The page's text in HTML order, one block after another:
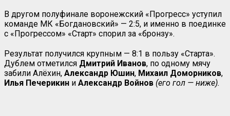
В другом полуфинале воронежский «Прогресс» уступил
команде МК «Богдановский» — 2:5, и именно в поединке
с «Прогрессом» «Старт» спорил за «бронзу».
Результат получился крупным — 8:1 в пользу «Старта».
Дублем отметился Дмитрий Иванов, по одному мячу
забили Алёхин, Александр Юшин, Михаил Доморников,
Илья Печерикин и Александр Войнов (его гол — ниже).